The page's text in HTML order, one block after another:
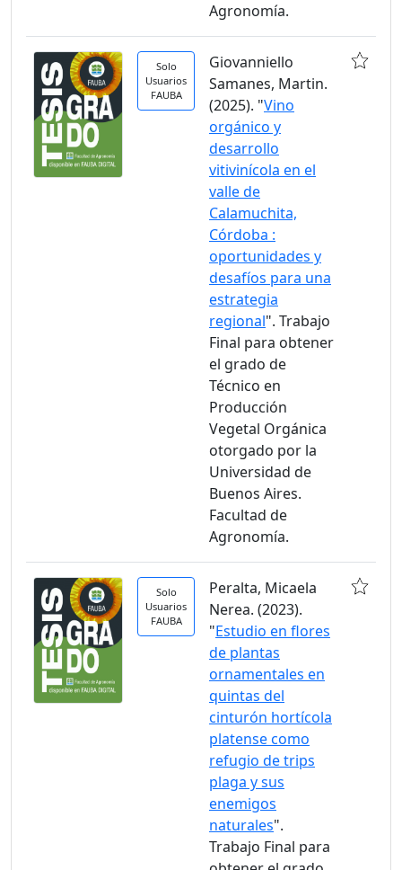
Agronomía.
Solo
Usuarios
FAUBA
Giovanniello
Samanes, Martin.
(2025). "Vino
orgánico y
desarrollo
vitivinícola en el
valle de
Calamuchita,
Córdoba :
oportunidades y
desafíos para una
estrategia
regional". Trabajo
Final para obtener
el grado de
Técnico en
Producción
Vegetal Orgánica
otorgado por la
Universidad de
Buenos Aires.
Facultad de
Agronomía.
Solo
Usuarios
FAUBA
Peralta, Micaela
Nerea. (2023).
"Estudio en flores
de plantas
ornamentales en
quintas del
cinturón hortícola
platense como
refugio de trips
plaga y sus
enemigos
naturales".
Trabajo Final para